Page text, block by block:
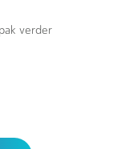
verder